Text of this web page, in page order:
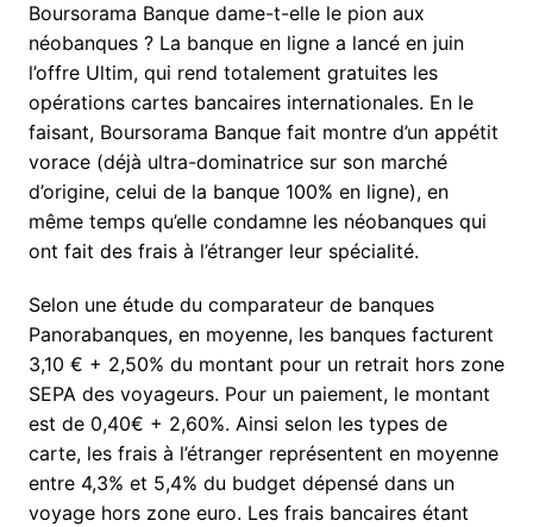
Boursorama Banque dame-t-elle le pion aux
néobanques ? La banque en ligne a lancé en juin
l’offre Ultim, qui rend totalement gratuites les
opérations cartes bancaires internationales. En le
faisant, Boursorama Banque fait montre d’un appétit
vorace (déjà ultra-dominatrice sur son marché
d’origine, celui de la banque 100% en ligne), en
même temps qu’elle condamne les néobanques qui
ont fait des frais à l’étranger leur spécialité.
Selon une étude du comparateur de banques
Panorabanques, en moyenne, les banques facturent
3,10 € + 2,50% du montant pour un retrait hors zone
SEPA des voyageurs. Pour un paiement, le montant
est de 0,40€ + 2,60%. Ainsi selon les types de
carte, les frais à l’étranger représentent en moyenne
entre 4,3% et 5,4% du budget dépensé dans un
voyage hors zone euro. Les frais bancaires étant